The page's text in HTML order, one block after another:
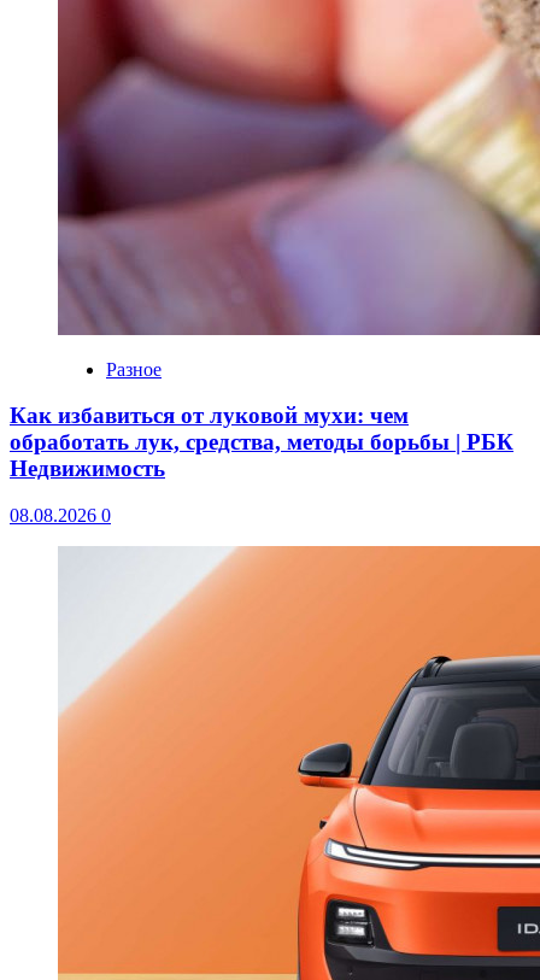
Разное
Как избавиться от луковой мухи: чем
обработать лук, средства, методы борьбы | РБК
Недвижимость
08.08.2026 0